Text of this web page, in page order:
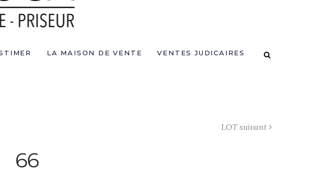
LA MAISON DE VENTE VENTES JUDICAIRES
LOT suivant
66